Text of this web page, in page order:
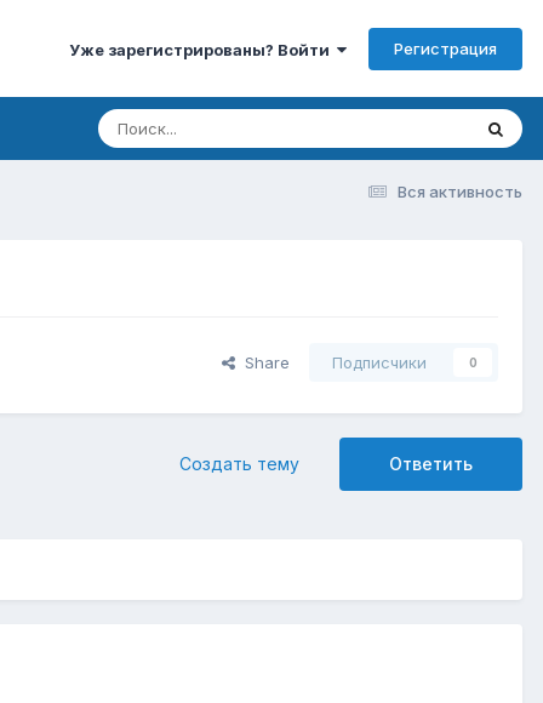
Уже зарегистрированы? Войти Регистрация
Вся активность
Share Подписчики 0
Ответить
Создать тему